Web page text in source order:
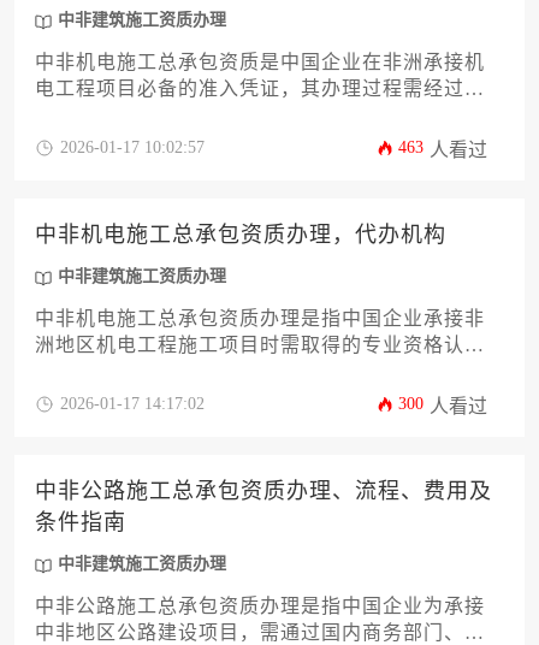
中非建筑施工资质办理
中非机电施工总承包资质是中国企业在非洲承接机
电工程项目必备的准入凭证，其办理过程需经过资
通常在30万至80万元之间，具体取决于企业规模与
洲各国特定的资质互认政策。本文将系统解析资质
标准、申报流程与成本构成，助力企业高效开拓非
洲市场。
2026-01-17 10:02:57 463 人看过
中非机电施工总承包资质办理，代办机构
中非建筑施工资质办理
中非机电施工总承包资质办理是指中国企业承接非
洲地区机电工程施工项目时需取得的专业资格认
公司，能够帮助企业高效完成从材料准备到审批通
2026-01-17 14:17:02 300 人看过
中非公路施工总承包资质办理、流程、费用及
条件指南
中非建筑施工资质办理
中非公路施工总承包资质办理是指中国企业为承接
中非地区公路建设项目，需通过国内商务部门、驻